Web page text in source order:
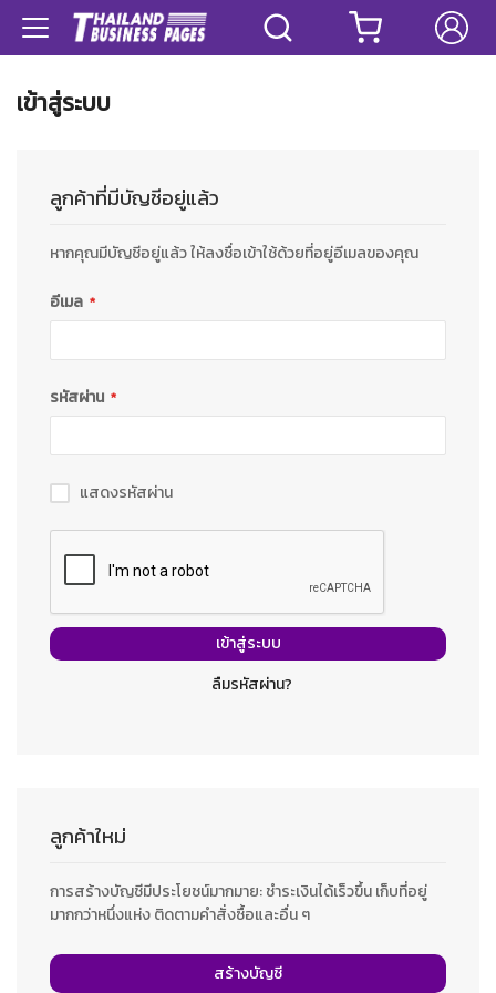
เข้าสู่ระบบ
ลูกค้าที่มีบัญชีอยู่แล้ว
หากคุณมีบัญชีอยู่แล้ว ให้ลงชื่อเข้าใช้ด้วยที่อยู่อีเมลของคุณ
อีเมล
รหัสผ่าน
แสดงรหัสผ่าน
เข้าสู่ระบบ
ลืมรหัสผ่าน?
ลูกค้าใหม่
การสร้างบัญชีมีประโยชน์มากมาย: ชำระเงินได้เร็วขึ้น เก็บที่อยู่
มากกว่าหนึ่งแห่ง ติดตามคำสั่งซื้อและอื่น ๆ
สร้างบัญชี